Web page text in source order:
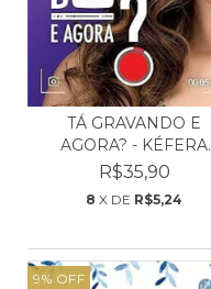
TÁ GRAVANDO E
AGORA? - KÉFERA
BUCHMANN
R$35,90
8 X DE R$5,24
9% OFF